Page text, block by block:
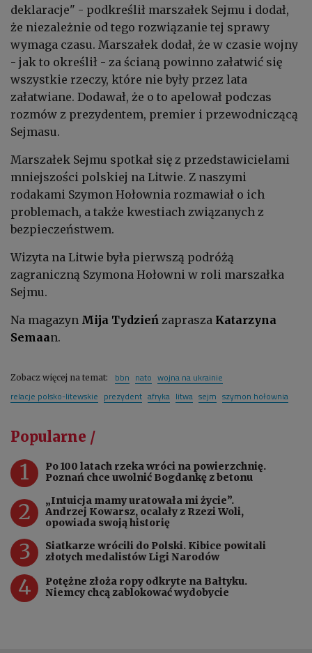
deklaracje" - podkreślił marszałek Sejmu i dodał,
że niezależnie od tego rozwiązanie tej sprawy
wymaga czasu. Marszałek dodał, że w czasie wojny
- jak to określił - za ścianą powinno załatwić się
wszystkie rzeczy, które nie były przez lata
załatwiane. Dodawał, że o to apelował podczas
rozmów z prezydentem, premier i przewodniczącą
Sejmasu.
Marszałek Sejmu spotkał się z przedstawicielami
mniejszości polskiej na Litwie. Z naszymi
rodakami Szymon Hołownia rozmawiał o ich
problemach, a także kwestiach związanych z
bezpieczeństwem.
Wizyta na Litwie była pierwszą podróżą
zagraniczną Szymona Hołowni w roli marszałka
Sejmu.
Na magazyn Mija Tydzień zaprasza Katarzyna
Semaan.
Zobacz więcej na temat: bbn nato wojna na ukrainie
relacje polsko-litewskie prezydent afryka litwa sejm szymon hołownia
Popularne /
1
Po 100 latach rzeka wróci na powierzchnię.
Poznań chce uwolnić Bogdankę z betonu
2
„Intuicja mamy uratowała mi życie”.
Andrzej Kowarsz, ocalały z Rzezi Woli,
opowiada swoją historię
3
Siatkarze wrócili do Polski. Kibice powitali
złotych medalistów Ligi Narodów
4
Potężne złoża ropy odkryte na Bałtyku.
Niemcy chcą zablokować wydobycie